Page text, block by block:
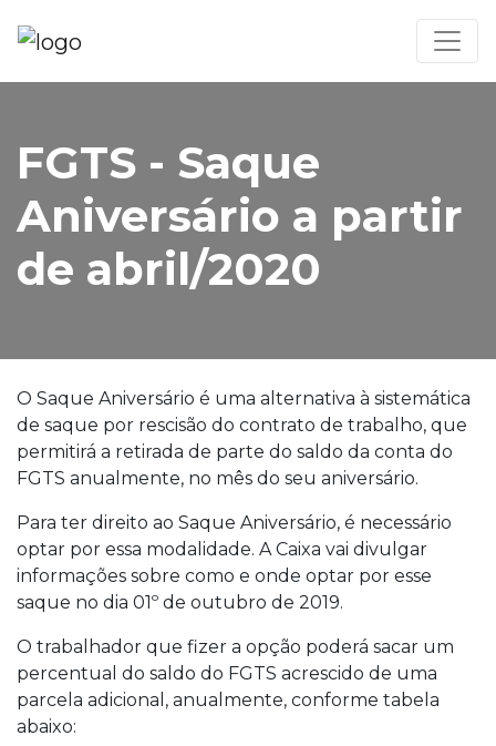
FGTS - Saque
Aniversário a partir
de abril/2020
O Saque Aniversário é uma alternativa à sistemática
de saque por rescisão do contrato de trabalho, que
permitirá a retirada de parte do saldo da conta do
FGTS anualmente, no mês do seu aniversário.
Para ter direito ao Saque Aniversário, é necessário
optar por essa modalidade. A Caixa vai divulgar
informações sobre como e onde optar por esse
saque no dia 01º de outubro de 2019.
O trabalhador que fizer a opção poderá sacar um
percentual do saldo do FGTS acrescido de uma
parcela adicional, anualmente, conforme tabela
abaixo: